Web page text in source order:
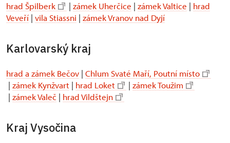
hrad Špilberk | zámek Uherčice | zámek Valtice | hrad
Veveří | vila Stiassni | zámek Vranov nad Dyjí
Karlovarský kraj
hrad a zámek Bečov | Chlum Svaté Maří, Poutní místo
| zámek Kynžvart | hrad Loket | zámek Toužim
| zámek Valeč | hrad Vildštejn
Kraj Vysočina